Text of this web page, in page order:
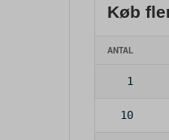
Køb
ANTAL
1
10